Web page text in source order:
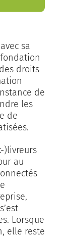
sa
droits
de
les
de
)livreurs
au
Lorsque
elle reste